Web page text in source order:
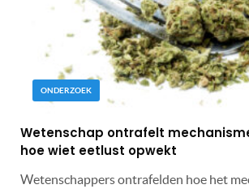
ONDERZOEK
Wetenschap ontrafelt
hoe wiet eetlust opwekt
Wetenschappers ontrafelden hoe het